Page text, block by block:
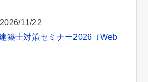
11/22
築士対策セミナー2026（Web